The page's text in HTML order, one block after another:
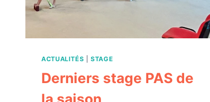
ACTUALITÉS |STAGE
Derniers stage PAS de